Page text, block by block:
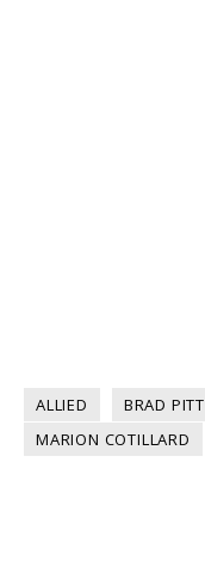
ALLIED BRAD PITT
MARION COTILLARD